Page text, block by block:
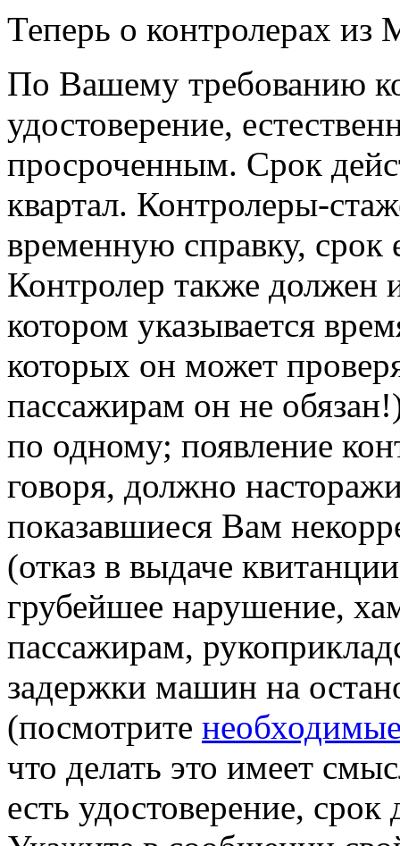
Теперь о контролерах из
По Вашему требованию
удостоверение,
просроченным. Срок
квартал. Контролеры-
временную справку,
Контролер также должен
котором указывается
которых он может
пассажирам он не
по одному; появление
говоря, должно
показавшиеся Вам
(отказ в выдаче
грубейшее нарушение,
пассажирам,
задержки машин на
(посмотрите
что делать это имеет
есть удостоверение, срок